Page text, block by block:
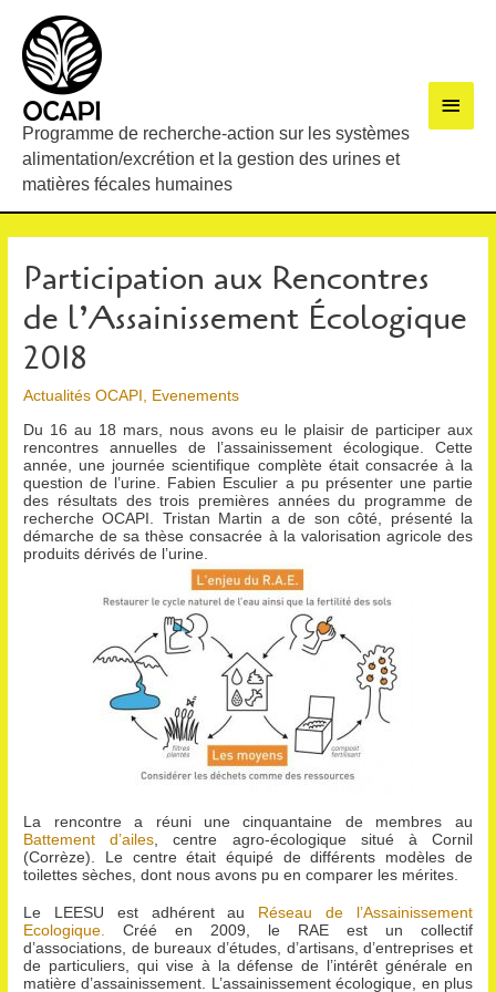
Programme de recherche-action sur les systèmes
alimentation/excrétion et la gestion des urines et
matières fécales humaines
Participation aux Rencontres
de l’Assainissement Écologique
2018
Actualités OCAPI , Evenements
Du 16 au 18 mars, nous avons eu le plaisir de participer aux
rencontres annuelles de l’assainissement écologique. Cette
année, une journée scientifique complète était consacrée à la
question de l’urine. Fabien Esculier a pu présenter une partie
des résultats des trois premières années du programme de
recherche OCAPI. Tristan Martin a de son côté, présenté la
démarche de sa thèse consacrée à la valorisation agricole des
produits dérivés de l’urine.
La rencontre a réuni une cinquantaine de membres au
Battement d’ailes , centre agro-écologique situé à Cornil
(Corrèze). Le centre était équipé de différents modèles de
toilettes sèches, dont nous avons pu en comparer les mérites.
Le LEESU est adhérent au Réseau de l’Assainissement
Ecologique.
Créé en 2009, le RAE est un collectif
d’associations, de bureaux d’études, d’artisans, d’entreprises et
de particuliers, qui vise à la défense de l’intérêt générale en
matière d’assainissement. L’assainissement écologique, en plus